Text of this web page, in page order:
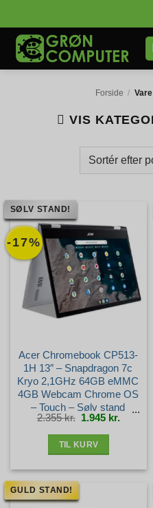
til
indhold
Forside /
VIS
-17%
SØLV STAND!
Acer Chromebook CP513-
1H 13″ – Snapdragon 7c
Kryo 2,1GHz 64GB eMMC
4GB Webcam Chrome OS
– Touch – Sølv stand
2.355kr. Den
oprindelige
pris
1.945 kr. Den
aktuelle
pris
TIL KURV
GULD STAND!